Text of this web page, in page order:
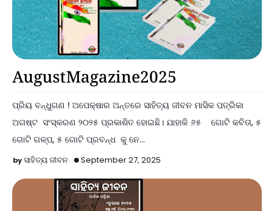
AugustMagazine2025
ପ୍ରିୟ ବନ୍ଧୁଗଣ ! ଅପେକ୍ଷାର ଅନ୍ତରେ ସାହିତ୍ୟ ଜୀବନ ମାସିକ ପତ୍ରିକା
ଅଗଷ୍ଟ ସଂସ୍କରଣ ୨୦୨୫ ପ୍ରକାଶିତ ହୋଇଛି। ଯାହାକି ୬୫ ଗୋଟି କବିତା, ୫
ଗୋଟି ଗଳ୍ପ, ୫ ଗୋଟି ପ୍ରବନ୍ଧ କୁ ନେ…
ସାହିତ୍ୟ ଜୀବନ September 27, 2025